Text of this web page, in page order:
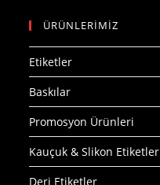
ÜRÜNLERİMİZ
Etiketler
Baskılar
Promosyon Ürünleri
Kauçuk & Slikon Etiketler
Deri Etiketler